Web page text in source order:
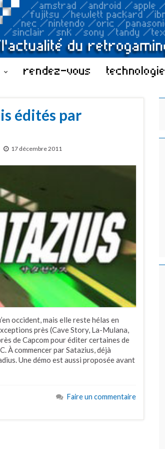
rendez-vous technologie
édités par
17 décembre 2011
occident, mais elle reste hélas en
près (Cave Story, La-Mulana,
de Capcom pour éditer certaines de
À commencer par Satazius, déjà
Une démo est aussi proposée avant
Faire un commentaire